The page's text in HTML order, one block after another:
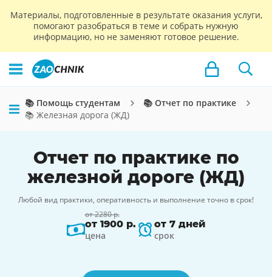
Материалы, подготовленные в результате оказания услуги,
помогают разобраться в теме и собрать нужную
информацию, но не заменяют готовое решение.
📚 Помощь студентам
📚 Отчет по практике
📚 Железная дорога (ЖД)
Отчет по практике по
железной дороге (ЖД)
Любой вид практики, оперативность и выполнение точно в срок!
от 2280 р.
от 1900 р.
цена
от 7 дней
срок